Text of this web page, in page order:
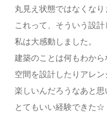
丸見え状態ではなくなり
これって、そういう設計
私は大感動しました。
建築のことは何もわから
空間を設計したりアレン
楽しいんだろうなあと思
とてもいい経験できた☆